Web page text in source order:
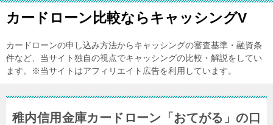
カードローン比較ならキャッシングV
カードローンの申し込み方法からキャッシングの審査基準・融資条
件など、当サイト独自の視点でキャッシングの比較・解説をしてい
ます。※当サイトはアフィリエイト広告を利用しています。
稚内信用金庫カードローン「おてがる」の口